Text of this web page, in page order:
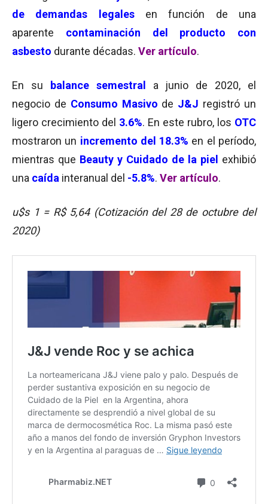
de demandas legales
en función de una
aparente contaminación del producto con
asbesto durante décadas. Ver artículo.
En su balance semestral
a junio de 2020, el
negocio de Consumo Masivo de J&J registró un
ligero crecimiento del 3.6%. En este rubro, los OTC
mostraron un incremento del 18.3% en el período,
mientras que Beauty y Cuidado de la piel exhibió
una caída interanual del -5.8%. Ver artículo.
u$s 1 = R$ 5,64 (Cotización del 28 de octubre del
2020)